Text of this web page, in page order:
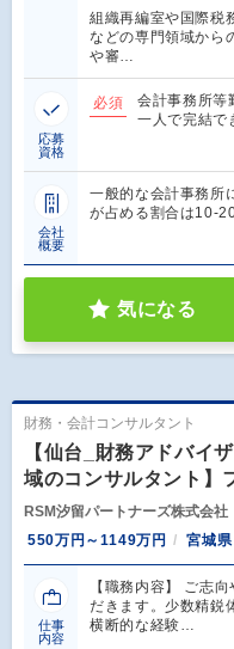
組織再編室や国際税
などの専門領域から
や審…
応募
資格
必須
会計事務所等
一人で完結で
会社
概要
一般的な会計事務所
が占める割合は10-
気になる
財務・会計コンサルタント
【仙台_財務アドバイ
域のコンサルタント】
RSM汐留パートナーズ株式会社
550万円～1149万円
宮城県
仕事
内容
【職務内容】 ご志
だきます。少数精鋭
横断的な経験…